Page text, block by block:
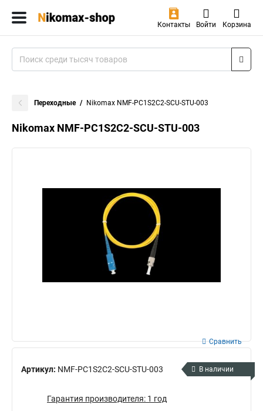
Контакты Войти Корзина
Переходные Nikomax NMF-PC1S2C2-SCU-STU-003
Nikomax NMF-PC1S2C2-SCU-STU-003
Артикул: NMF-PC1S2C2-SCU-STU-003
Сравнить
В наличии
Гарантия производителя: 1 год